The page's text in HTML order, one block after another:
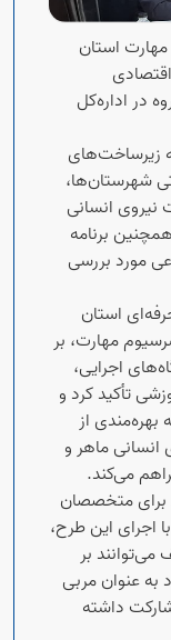
استان
در اداره‌کل
زیرساخت‌های
شهرستان‌ها،
نیروی انسانی
برنامه
مورد بررسی
استان
مهارت، بر
اجرایی،
تأکید کرد و
از
ماهر و
می‌کند.
برای متخصصان
اجرای این طرح،
بر
عنوان مربی
داشته